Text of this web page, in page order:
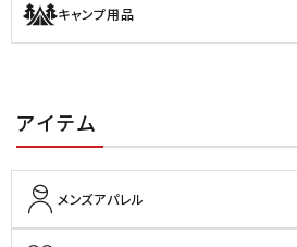
キャンプ用品
アイテム
メンズアパレル